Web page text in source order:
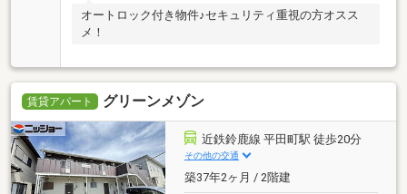
オートロック付き物件♪セキュリティ重視の方オスス
メ！
賃貸アパート グリーンメゾン
近鉄鈴鹿線 平田町駅 徒歩20分
その他の交通
築37年2ヶ月 / 2階建